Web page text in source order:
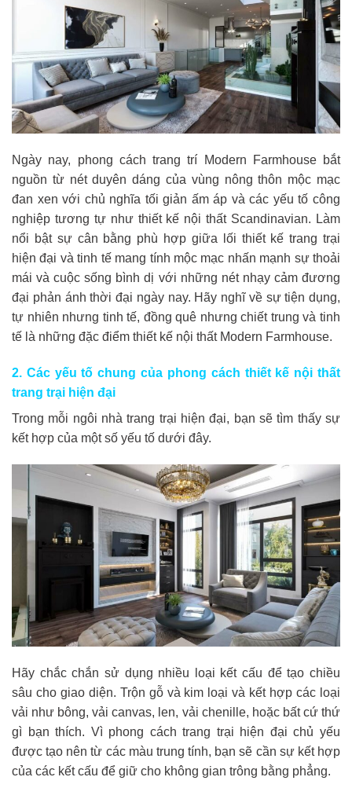
Ngày nay, phong cách trang trí Modern Farmhouse bắt
nguồn từ nét duyên dáng của vùng nông thôn mộc mạc
đan xen với chủ nghĩa tối giản ấm áp và các yếu tố công
nghiệp tương tự như thiết kế nội thất Scandinavian. Làm
nổi bật sự cân bằng phù hợp giữa lối thiết kế trang trại
hiện đại và tinh tế mang tính mộc mạc nhấn mạnh sự thoải
mái và cuộc sống bình dị với những nét nhạy cảm đương
đại phản ánh thời đại ngày nay. Hãy nghĩ về sự tiện dụng,
tự nhiên nhưng tinh tế, đồng quê nhưng chiết trung và tinh
tế là những đặc điểm thiết kế nội thất Modern Farmhouse.
2. Các yếu tố chung của phong cách thiết kế nội thất
trang trại hiện đại
Trong mỗi ngôi nhà trang trại hiện đại, bạn sẽ tìm thấy sự
kết hợp của một số yếu tố dưới đây.
Hãy chắc chắn sử dụng nhiều loại kết cấu để tạo chiều
sâu cho giao diện. Trộn gỗ và kim loại và kết hợp các loại
vải như bông, vải canvas, len, vải chenille, hoặc bất cứ thứ
gì bạn thích. Vì phong cách trang trại hiện đại chủ yếu
được tạo nên từ các màu trung tính, bạn sẽ cần sự kết hợp
của các kết cấu để giữ cho không gian trông bằng phẳng.